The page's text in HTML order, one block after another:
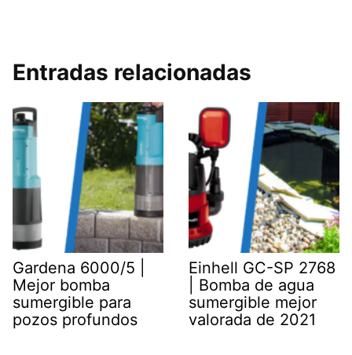
Entradas relacionadas
Gardena 6000/5 |
Mejor bomba
sumergible para
pozos profundos
Einhell GC-SP 2768
| Bomba de agua
sumergible mejor
valorada de 2021